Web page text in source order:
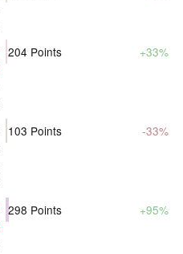
204 Points +33%
103 Points -33%
298 Points +95%